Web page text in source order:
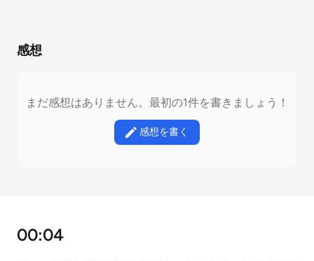
感想
まだ感想はありません。最初の1件を書きましょう！
感想を書く
00:04